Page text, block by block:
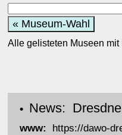
« Museum-Wahl
Alle gelisteten Museen
• News:
www: https://dawo-